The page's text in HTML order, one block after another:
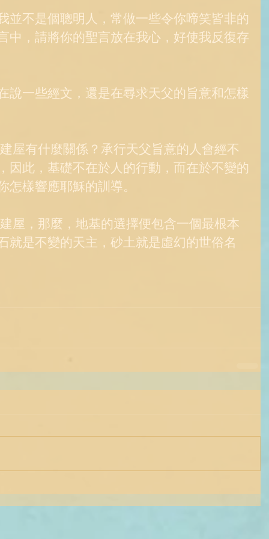
並不是個聰明人，常做一些令你啼笑皆非的
中，請將你的聖言放在我心，好使我反復存
說一些經文，還是在尋求天父的旨意和怎樣
因此，基礎不在於人的行動，而在於不變的
怎樣響應耶穌的訓導。
就是不變的天主，砂土就是虛幻的世俗名